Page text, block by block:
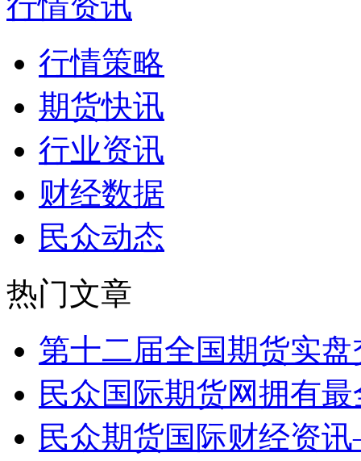
行情策略
期货快讯
行业资讯
财经数据
民众动态
热门文章
第十二届全国期货实
民众国际期货网拥有
民众期货国际财经资